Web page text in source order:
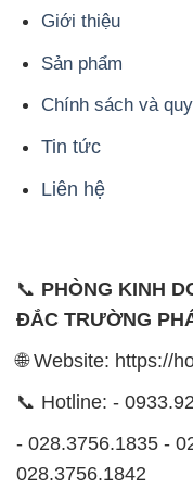
Giới thiệu
Sản phẩm
Chính sách và
Tin tức
Liên hệ
📞 PHÒNG KINH
ĐẮC TRƯỜNG
🌐 Website: https://
📞 Hotline: -
- 028.3756.1835 -
028.3756.1842